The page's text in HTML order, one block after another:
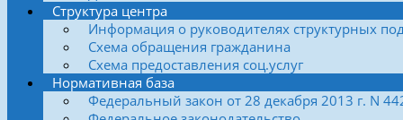
Структура центра
Информация о руководителях структурных
Схема обращения гражданина
Схема предоставления соц.услуг
Нормативная база
Федеральный закон от 28 декабря 2013 г. N